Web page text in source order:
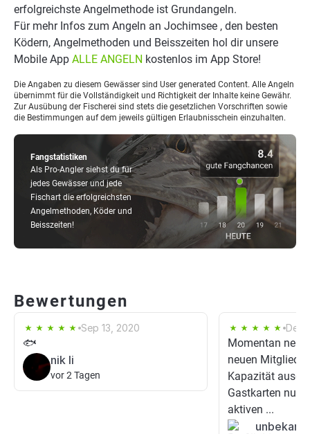
Fangstatistiken
Als Pro-Angler siehst du für
jedes Gewässer und jede
Fischart die erfolgreichsten
Angelmethoden, Köder und
Beisszeiten!
erfolgreichste Angelmethode ist Grundangeln.
Für mehr Infos zum Angeln an Jochimsee , den besten
Ködern, Angelmethoden und Beisszeiten hol dir unsere
Mobile App ALLE ANGELN kostenlos im App Store!
Die Angaben zu diesem Gewässer sind User generated Content. Alle Angeln
übernimmt für die Vollständigkeit und Richtigkeit der Inhalte keine Gewähr.
Zur Ausübung der Fischerei sind stets die gesetzlichen Vorschriften sowie
die Bestimmungen auf dem jeweils gültigen Erlaubnisschein einzuhalten.
Bewertungen
Sep 13, 2020
🐟
nik li
vor 2 Tagen
Dec
Momentan
neuen
Kapazität
Gastkarten nur
aktiven ...